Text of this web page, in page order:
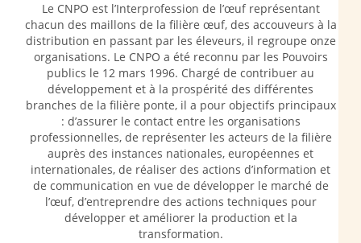
Le CNPO est l’Interprofession de l’œuf représentant
chacun des maillons de la filière œuf, des accouveurs à la
distribution en passant par les éleveurs, il regroupe onze
organisations. Le CNPO a été reconnu par les Pouvoirs
publics le 12 mars 1996. Chargé de contribuer au
développement et à la prospérité des différentes
branches de la filière ponte, il a pour objectifs principaux
: d’assurer le contact entre les organisations
professionnelles, de représenter les acteurs de la filière
auprès des instances nationales, européennes et
internationales, de réaliser des actions d’information et
de communication en vue de développer le marché de
l’œuf, d’entreprendre des actions techniques pour
développer et améliorer la production et la
transformation.